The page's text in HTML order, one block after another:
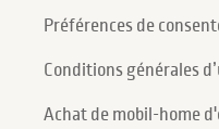
Préférences de
Conditions générales
Achat de mobil-home